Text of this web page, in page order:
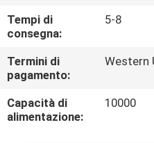
CONTATTICI
RICHIEDA
UNA
CITAZIONE
Tempi di
consegna:
5-8
Termini di
pagamento:
Western
Capacità di
alimentazione:
10000